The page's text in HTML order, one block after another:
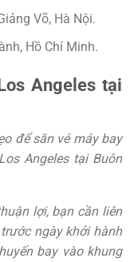
Võ, Hà Nội.
Hồ Chí Minh.
Angeles tại
để săn vé máy bay
Angeles tại Buôn
lợi, bạn cần liên
ngày khởi hành
bay vào khung